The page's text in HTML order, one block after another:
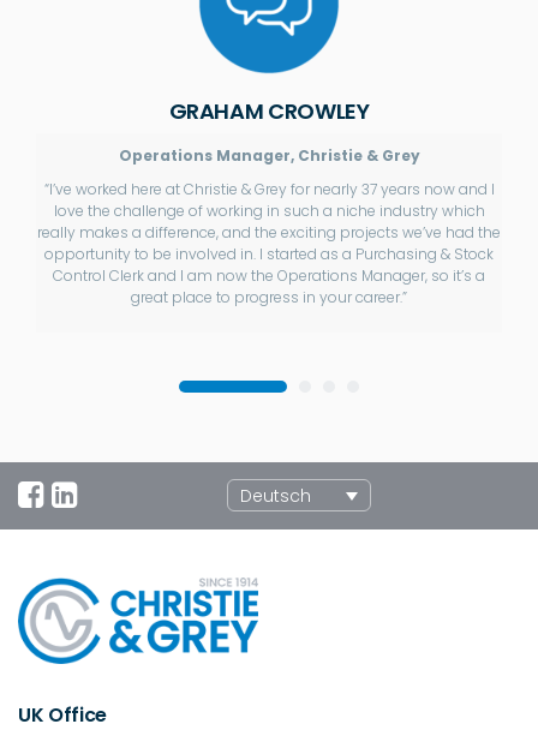
GRAHAM CROWLEY
Operations Manager, Christie & Grey
“I’ve worked here at Christie & Grey for nearly 37 years now and I
love the challenge of working in such a niche industry which
really makes a difference, and the exciting projects we’ve had the
opportunity to be involved in. I started as a Purchasing & Stock
Control Clerk and I am now the Operations Manager, so it’s a
great place to progress in your career.”
Deutsch
UK Office